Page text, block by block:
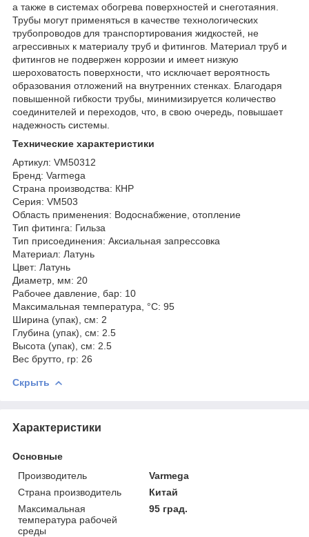
а также в системах обогрева поверхностей и снеготаяния.
Трубы могут применяться в качестве технологических
трубопроводов для транспортирования жидкостей, не
агрессивных к материалу труб и фитингов. Материал труб и
фитингов не подвержен коррозии и имеет низкую
шероховатость поверхности, что исключает вероятность
образования отложений на внутренних стенках. Благодаря
повышенной гибкости трубы, минимизируется количество
соединителей и переходов, что, в свою очередь, повышает
надежность системы.
Технические характеристики
Артикул: VM50312
Бренд: Varmega
Страна производства: КНР
Серия: VM503
Область применения: Водоснабжение, отопление
Тип фитинга: Гильза
Тип присоединения: Аксиальная запрессовка
Материал: Латунь
Цвет: Латунь
Диаметр, мм: 20
Рабочее давление, бар: 10
Максимальная температура, °С: 95
Ширина (упак), см: 2
Глубина (упак), см: 2.5
Высота (упак), см: 2.5
Вес брутто, гр: 26
Скрыть
Характеристики
Основные
Производитель
Varmega
Страна производитель
Китай
Максимальная
температура рабочей
среды
95 град.